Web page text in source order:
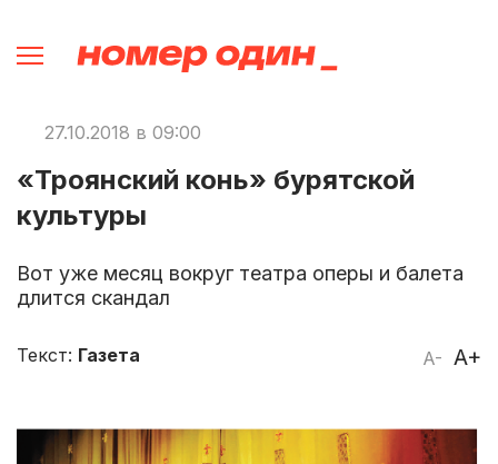
27.10.2018 в 09:00
«Троянский конь» бурятской
культуры
Вот уже месяц вокруг театра оперы и балета
длится скандал
A- A+
Текст: Газета